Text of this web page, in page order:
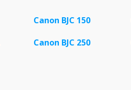
Canon BJC 150
Canon BJC 250